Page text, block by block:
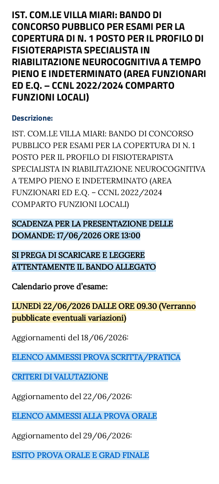
IST. COM.LE VILLA MIARI: BANDO DI
CONCORSO PUBBLICO PER ESAMI PER LA
COPERTURA DI N. 1 POSTO PER IL PROFILO DI
FISIOTERAPISTA SPECIALISTA IN
RIABILITAZIONE NEUROCOGNITIVA A TEMPO
PIENO E INDETERMINATO (AREA FUNZIONARI
ED E.Q. – CCNL 2022/2024 COMPARTO
FUNZIONI LOCALI)
Descrizione:
IST. COM.LE VILLA MIARI: BANDO DI CONCORSO
PUBBLICO PER ESAMI PER LA COPERTURA DI N. 1
POSTO PER IL PROFILO DI FISIOTERAPISTA
SPECIALISTA IN RIABILITAZIONE NEUROCOGNITIVA
A TEMPO PIENO E INDETERMINATO (AREA
FUNZIONARI ED E.Q. – CCNL 2022/2024
COMPARTO FUNZIONI LOCALI)
SCADENZA PER LA PRESENTAZIONE DELLE
DOMANDE: 17/06/2026 ORE 13:00
SI PREGA DI SCARICARE E LEGGERE
ATTENTAMENTE IL BANDO ALLEGATO
Calendario prove d’esame:
LUNEDì 22/06/2026 DALLE ORE 09.30 (Verranno
pubblicate eventuali variazioni)
Aggiornamenti del 18/06/2026:
ELENCO AMMESSI PROVA SCRITTA/PRATICA
CRITERI DI VALUTAZIONE
Aggiornamento del 22/06/2026:
ELENCO AMMESSI ALLA PROVA ORALE
Aggiornamento del 29/06/2026:
ESITO PROVA ORALE E GRAD FINALE